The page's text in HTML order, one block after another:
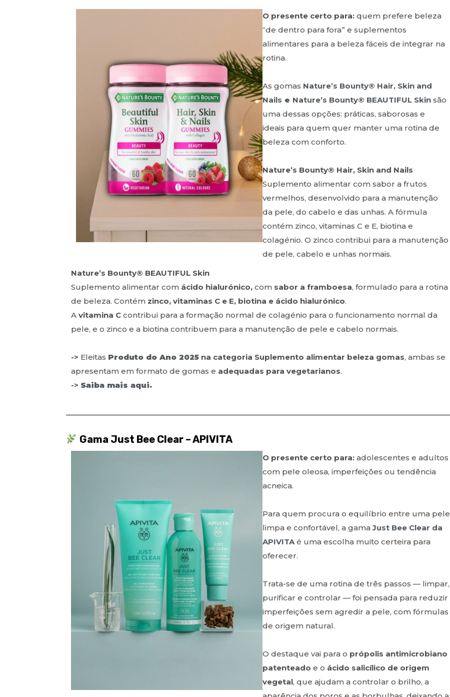
O presente certo para:quem prefere beleza
“de dentro para fora” e suplementos
alimentares para a beleza fáceis de integrar na
rotina.
As gomas Nature’s Bounty® Hair, Skin and
Nails e Nature’s Bounty® BEAUTIFUL Skinsão
uma dessas opções: práticas, saborosas e
ideais para quem quer manter uma rotina de
beleza com conforto.
Nature’s Bounty® Hair, Skin and Nails
Suplemento alimentar com sabor a frutos
vermelhos, desenvolvido para a manutenção
da pele, do cabelo e das unhas. A fórmula
contém zinco, vitaminas C e E, biotina e
colagénio. O zinco contribui para a manutenção
de pele, cabelo e unhas normais.
Nature’s Bounty® BEAUTIFUL Skin
Suplemento alimentar com ácido hialurónico, com sabor a framboesa, formulado para a rotina
de beleza. Contém zinco, vitaminas C e E, biotina e ácido hialurónico.
A vitamina C contribui para a formação normal de colagénio para o funcionamento normal da
pele, e o zinco e a biotina contribuem para a manutenção de pele e cabelo normais.
-> Eleitas Produto do Ano 2025 na categoria Suplemento alimentar beleza gomas, ambas se
apresentam em formato de gomas e adequadas para vegetarianos.
-> Saiba mais aqui.
Gama Just Bee Clear – APIVITA
O presente certo para:adolescentes e adultos
com pele oleosa, imperfeições ou tendência
acneica.
Para quem procura o equilíbrio entre uma pele
limpa e confortável, a gamaJust Bee Clear da
APIVITAé uma escolha muito certeira para
oferecer.
Trata-se de uma rotina de três passos — limpar,
purificar e controlar — foi pensada para reduzir
imperfeições sem agredir a pele, com fórmulas
de origem natural.
O destaque vai para o própolis antimicrobiano
patenteado e o ácido salicílico de origem
vegetal, que ajudam a controlar o brilho, a